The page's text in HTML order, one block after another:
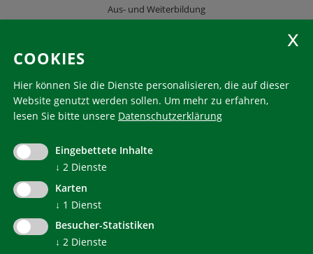
Aus- und Weiterbildung
KlimaHaus ist eine eingetragene Marke. Die Nutzung muss
communication@klimahausagentur.it
© 2022 Agentur für Energie Südtirol - KlimaHaus
COOKIES
Hier können Sie die Dienste personalisieren, die auf dieser
Website genutzt werden sollen. Um mehr zu erfahren,
lesen Sie bitte unsere Datenschutzerklärung
Eingebettete Inhalte
↓ 2 Dienste
Karten
↓ 1 Dienst
Besucher-Statistiken
↓ 2 Dienste